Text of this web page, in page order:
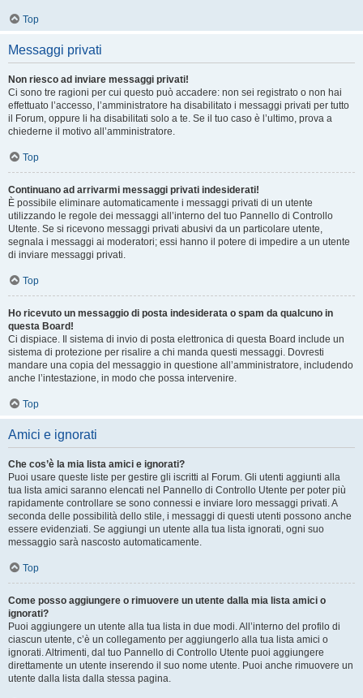
Top
Messaggi privati
Non riesco ad inviare messaggi privati!
Ci sono tre ragioni per cui questo può accadere: non sei registrato o non hai
effettuato l’accesso, l’amministratore ha disabilitato i messaggi privati per tutto
il Forum, oppure li ha disabilitati solo a te. Se il tuo caso è l’ultimo, prova a
chiederne il motivo all’amministratore.
Top
Continuano ad arrivarmi messaggi privati indesiderati!
È possibile eliminare automaticamente i messaggi privati ​​di un utente
utilizzando le regole dei messaggi all’interno del tuo Pannello di Controllo
Utente. Se si ricevono messaggi privati ​​abusivi da un particolare utente,
segnala i messaggi ai moderatori; essi hanno il potere di impedire a un utente
di inviare messaggi privati​​.
Top
Ho ricevuto un messaggio di posta indesiderata o spam da qualcuno in
questa Board!
Ci dispiace. Il sistema di invio di posta elettronica di questa Board include un
sistema di protezione per risalire a chi manda questi messaggi. Dovresti
mandare una copia del messaggio in questione all’amministratore, includendo
anche l’intestazione, in modo che possa intervenire.
Top
Amici e ignorati
Che cos’è la mia lista amici e ignorati?
Puoi usare queste liste per gestire gli iscritti al Forum. Gli utenti aggiunti alla
tua lista amici saranno elencati nel Pannello di Controllo Utente per poter più
rapidamente controllare se sono connessi e inviare loro messaggi privati. A
seconda delle possibilità dello stile, i messaggi di questi utenti possono anche
essere evidenziati. Se aggiungi un utente alla tua lista ignorati, ogni suo
messaggio sarà nascosto automaticamente.
Top
Come posso aggiungere o rimuovere un utente dalla mia lista amici o
ignorati?
Puoi aggiungere un utente alla tua lista in due modi. All’interno del profilo di
ciascun utente, c’è un collegamento per aggiungerlo alla tua lista amici o
ignorati. Altrimenti, dal tuo Pannello di Controllo Utente puoi aggiungere
direttamente un utente inserendo il suo nome utente. Puoi anche rimuovere un
utente dalla lista dalla stessa pagina.